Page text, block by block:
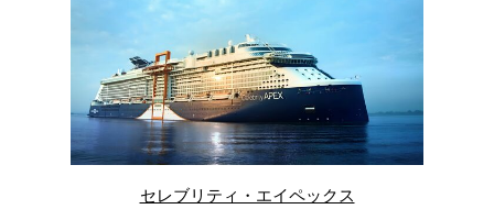
セレブリティ・エイペックス